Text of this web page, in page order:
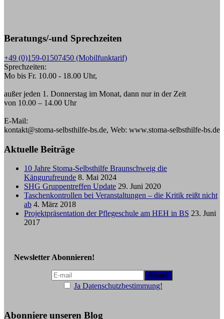
Beratungs/-und Sprechzeiten
+49 (0)159-01507450 (Mobilfunktarif)
Sprechzeiten:
Mo bis Fr. 10.00 - 18.00 Uhr,
außer jeden 1. Donnerstag im Monat, dann nur in der Zeit
von 10.00 – 14.00 Uhr
E-Mail:
kontakt@stoma-selbsthilfe-bs.de, Web: www.stoma-selbsthilfe-bs.de
Aktuelle Beiträge
10 Jahre Stoma-Selbsthilfe Braunschweig die
Kängurufreunde 8. Mai 2024
SHG Gruppentreffen Update 29. Juni 2020
Taschenkontrollen bei Veranstaltungen – die Kritik reißt nicht
ab 4. März 2018
Projektpräsentation der Pflegeschule am HEH in BS 23. Juni
2017
Newsletter Abonnieren!
Ja Datenschutzbestimmung!
Abonniere unseren Blog